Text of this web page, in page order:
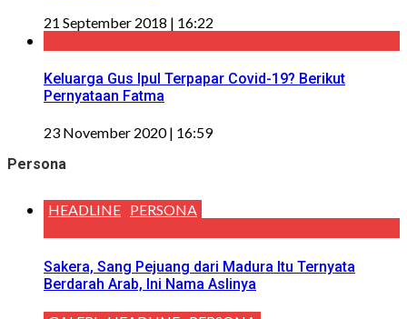
21 September 2018 | 16:22
Keluarga Gus Ipul Terpapar Covid-19? Berikut
Pernyataan Fatma
23 November 2020 | 16:59
Persona
HEADLINE PERSONA
Sakera, Sang Pejuang dari Madura Itu Ternyata
Berdarah Arab, Ini Nama Aslinya